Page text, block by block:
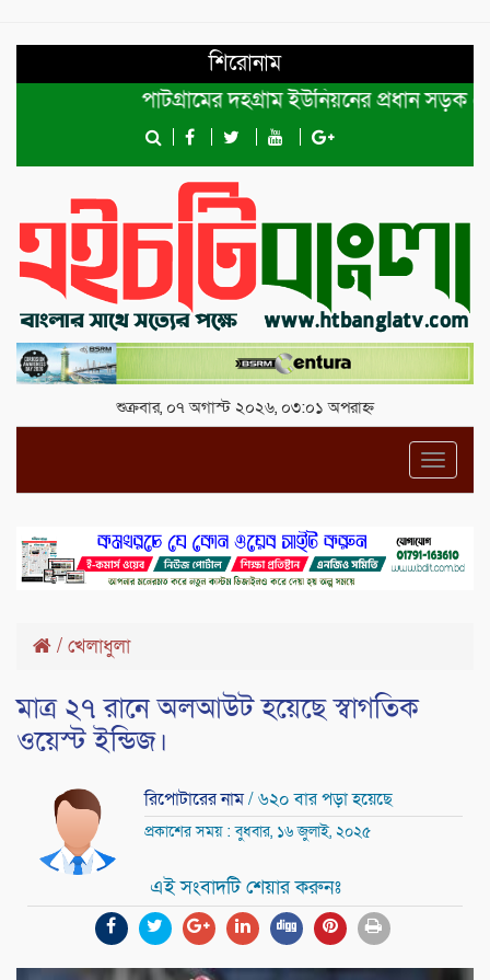
শিরোনাম
পাটগ্রামের দহগ্রাম ইউনিয়নের প্রধান সড়ক ভেঙ্গে
শুক্রবার, ০৭ অগাস্ট ২০২৬, ০৩:০১ অপরাহ্ন
/ খেলাধুলা
মাত্র ২৭ রানে অলআউট হয়েছে স্বাগতিক
ওয়েস্ট ইন্ডিজ।
রিপোটারের নাম/ ৬২০ বার পড়া হয়েছে
প্রকাশের সময় : বুধবার, ১৬ জুলাই, ২০২৫
এই সংবাদটি শেয়ার করুনঃ